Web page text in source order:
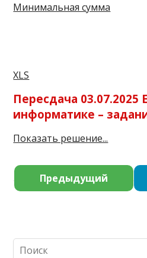
Минимальная сумма
XLS
Пересдача 03.07.2025
информатике –
Показать решение...
Предыдущий